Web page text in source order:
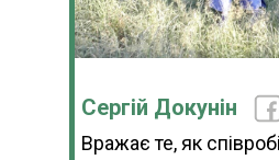
Сергій Докунін
Вражає те, як